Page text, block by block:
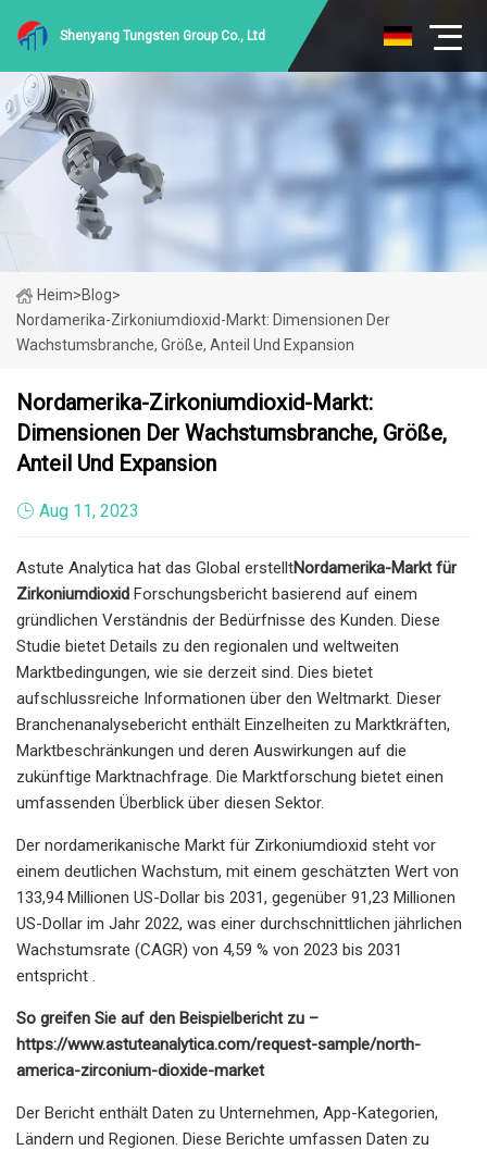
Shenyang Tungsten Group Co., Ltd
Heim>Blog>
Nordamerika-Zirkoniumdioxid-Markt: Dimensionen Der
Wachstumsbranche, Größe, Anteil Und Expansion
Nordamerika-Zirkoniumdioxid-Markt:
Dimensionen Der Wachstumsbranche, Größe,
Anteil Und Expansion
Aug 11, 2023
Astute Analytica hat das Global erstelltNordamerika-Markt für
Zirkoniumdioxid Forschungsbericht basierend auf einem
gründlichen Verständnis der Bedürfnisse des Kunden. Diese
Studie bietet Details zu den regionalen und weltweiten
Marktbedingungen, wie sie derzeit sind. Dies bietet
aufschlussreiche Informationen über den Weltmarkt. Dieser
Branchenanalysebericht enthält Einzelheiten zu Marktkräften,
Marktbeschränkungen und deren Auswirkungen auf die
zukünftige Marktnachfrage. Die Marktforschung bietet einen
umfassenden Überblick über diesen Sektor.
Der nordamerikanische Markt für Zirkoniumdioxid steht vor
einem deutlichen Wachstum, mit einem geschätzten Wert von
133,94 Millionen US-Dollar bis 2031, gegenüber 91,23 Millionen
US-Dollar im Jahr 2022, was einer durchschnittlichen jährlichen
Wachstumsrate (CAGR) von 4,59 % von 2023 bis 2031
entspricht .
So greifen Sie auf den Beispielbericht zu –
https://www.astuteanalytica.com/request-sample/north-
america-zirconium-dioxide-market
Der Bericht enthält Daten zu Unternehmen, App-Kategorien,
Ländern und Regionen. Diese Berichte umfassen Daten zu